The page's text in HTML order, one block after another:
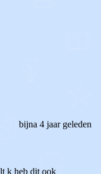
bijna 4 jaar geleden
k heb dit ook